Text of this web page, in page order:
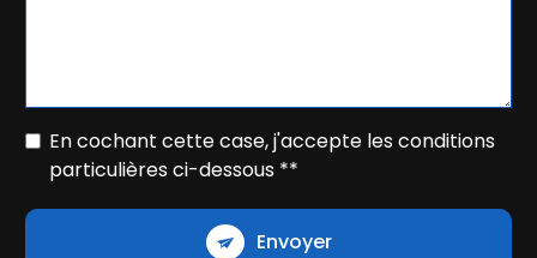
En cochant cette case, j'accepte les conditions
particulières ci-dessous **
Envoyer